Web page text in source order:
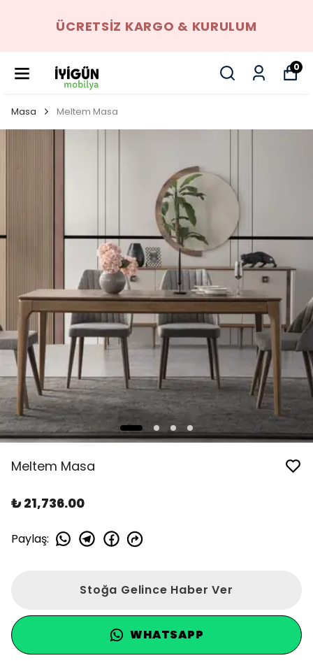
ÜCRETSIZ KARGO & KURULUM
0
Masa Meltem Masa
Meltem Masa
₺ 21,736.00
Paylaş:
Stoğa Gelince Haber Ver
WHATSAPP